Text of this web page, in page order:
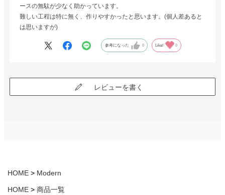
ースの無駄が少なく助かっています。
難しい工程は特に無く、作りやすかったと思います。(個人差あると
は思いますが)
参考になった 0 Like! 0
レビューを書く
HOME Modern
HOME 商品一覧